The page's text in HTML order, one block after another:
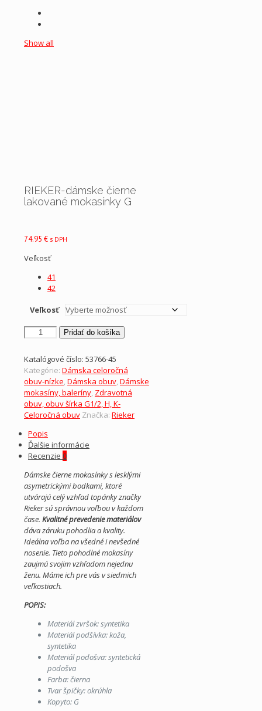
Show all
RIEKER-dámske čierne
lakované mokasínky G
74.95 € s DPH
Veľkosť
41
42
Veľkosť
množstvo
dámske
čierne
lakované
mokasínky
G
Pridať do košíka
Katalógové číslo: 53766-45
Kategórie: Dámska celoročná
obuv-nízke,Dámska obuv,Dámske
mokasíny, baleríny, Zdravotná
obuv, obuv šírka G1/2, H, K-
Celoročná obuv Značka: Rieker
Popis
Ďalšie informácie
Recenzie 0
Dámske čierne mokasínky s lesklými
asymetrickými bodkami, ktoré
utvárajú celý vzhľad topánky značky
Rieker sú správnou voľbou v každom
čase. Kvalitné prevedenie materiálov
dáva záruku pohodlia a kvality.
Ideálna voľba na všedné i nevšedné
nosenie. Tieto pohodlné mokasíny
zaujmú svojim vzhľadom nejednu
ženu. Máme ich pre vás v siedmich
veľkostiach.
POPIS:
Materiál zvršok: syntetika
Materiál podšívka: koža,
syntetika
Materiál podošva: syntetická
podošva
Farba: čierna
Tvar špičky: okrúhla
Kopyto: G